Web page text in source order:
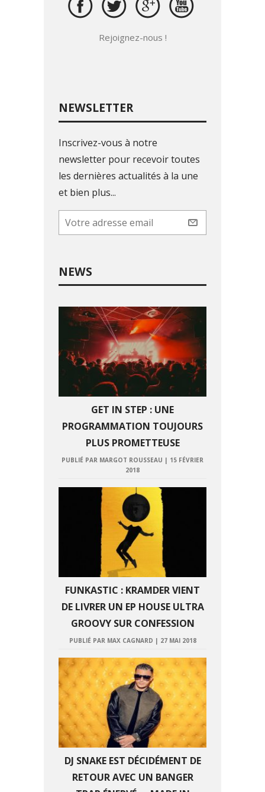
Rejoignez-nous !
NEWSLETTER
Inscrivez-vous à notre
newsletter pour recevoir toutes
les dernières actualités à la une
et bien plus...
NEWS
GET IN STEP : UNE
PROGRAMMATION TOUJOURS
PLUS PROMETTEUSE
PUBLIÉ PAR MARGOT ROUSSEAU | 15 FÉVRIER
2018
FUNKASTIC : KRAMDER VIENT
DE LIVRER UN EP HOUSE ULTRA
GROOVY SUR CONFESSION
PUBLIÉ PAR MAX CAGNARD | 27 MAI 2018
DJ SNAKE EST DÉCIDÉMENT DE
RETOUR AVEC UN BANGER